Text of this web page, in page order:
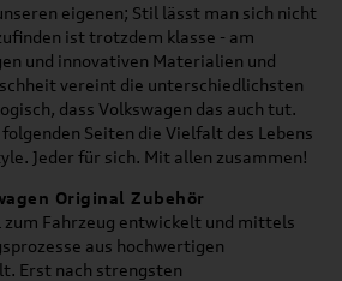
eigenen; Stil lässt man sich nicht
ist trotzdem klasse - am
und innovativen Materialien und
vereint die unterschiedlichsten
dass Volkswagen das auch tut.
Seiten die Vielfalt des Lebens
Jeder für sich. Mit allen zusammen!
Original Zubehör
Fahrzeug entwickelt und mittels
aus hochwertigen
Erst nach strengsten